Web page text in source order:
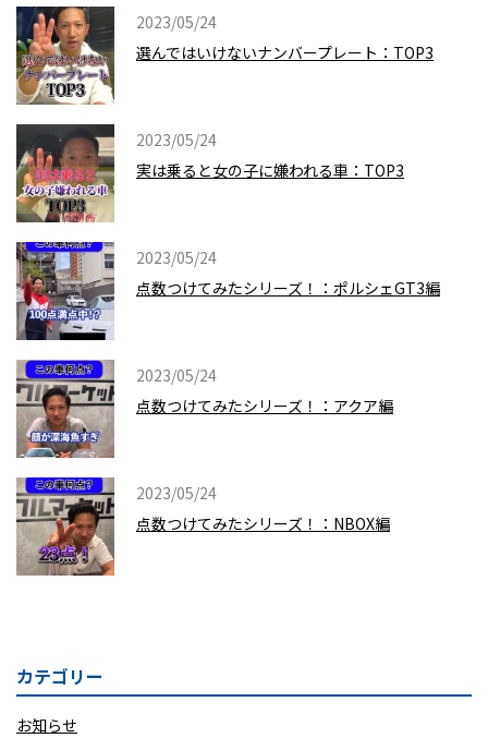
2023/05/24
選んではいけないナンバープレート：TOP3
2023/05/24
実は乗ると女の子に嫌われる車：TOP3
2023/05/24
点数つけてみたシリーズ！：ポルシェGT3編
2023/05/24
点数つけてみたシリーズ！：アクア編
2023/05/24
点数つけてみたシリーズ！：NBOX編
カテゴリー
お知らせ